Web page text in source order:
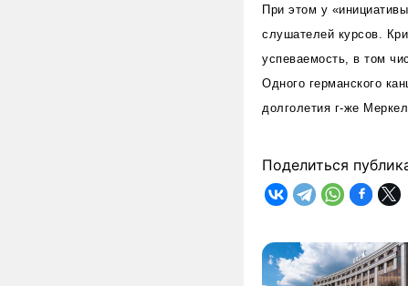
При этом у
слушателей курсов.
успеваемость, в том
Одного германского
долголетия г-же
Поделиться